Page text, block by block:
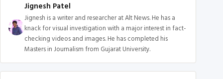
Jignesh Patel
Jignesh is a writer and researcher at Alt News. He has a
knack for visual investigation with a major interest in fact-
checking videos and images. He has completed his
Masters in Journalism from Gujarat University.